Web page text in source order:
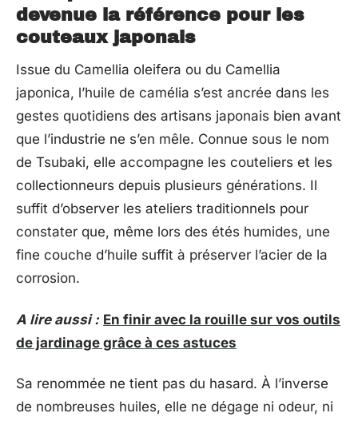
devenue la référence pour les
couteaux japonais
Issue du Camellia oleifera ou du Camellia
japonica, l’huile de camélia s’est ancrée dans les
gestes quotidiens des artisans japonais bien avant
que l’industrie ne s’en mêle. Connue sous le nom
de Tsubaki, elle accompagne les couteliers et les
collectionneurs depuis plusieurs générations. Il
suffit d’observer les ateliers traditionnels pour
constater que, même lors des étés humides, une
fine couche d’huile suffit à préserver l’acier de la
corrosion.
A lire aussi : En finir avec la rouille sur vos outils
de jardinage grâce à ces astuces
Sa renommée ne tient pas du hasard. À l’inverse
de nombreuses huiles, elle ne dégage ni odeur, ni